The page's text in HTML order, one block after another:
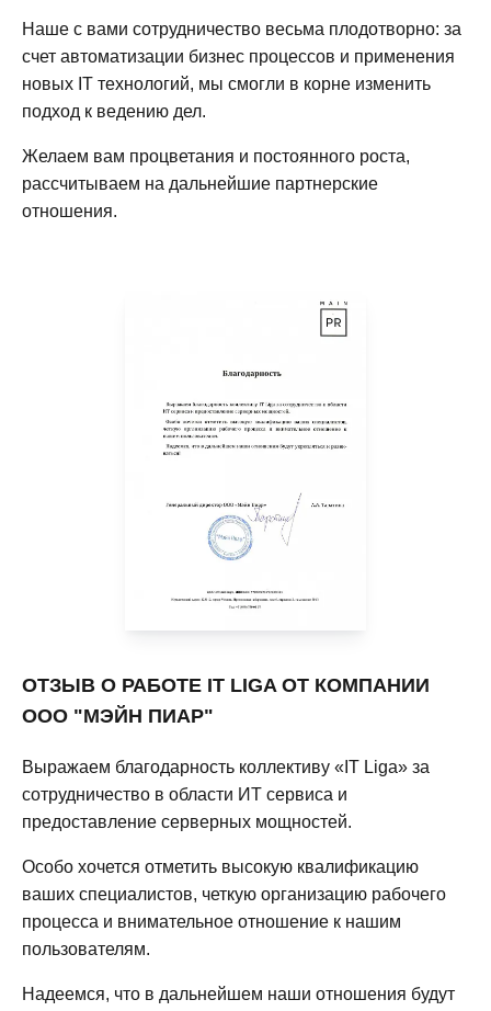
Наше с вами сотрудничество весьма плодотворно: за
счет автоматизации бизнес процессов и применения
новых IT технологий, мы смогли в корне изменить
подход к ведению дел.
Желаем вам процветания и постоянного роста,
рассчитываем на дальнейшие партнерские
отношения.
ОТЗЫВ О РАБОТЕ IT LIGA ОТ КОМПАНИИ
ООО "МЭЙН ПИАР"
Выражаем благодарность коллективу «IT Liga» за
сотрудничество в области ИТ сервиса и
предоставление серверных мощностей.
Особо хочется отметить высокую квалификацию
ваших специалистов, четкую организацию рабочего
процесса и внимательное отношение к нашим
пользователям.
Надеемся, что в дальнейшем наши отношения будут